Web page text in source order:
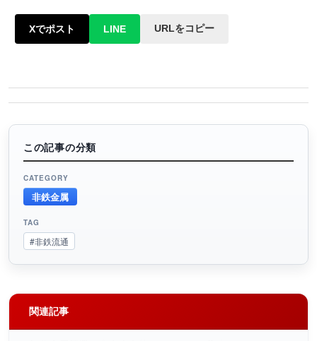
Xでポスト LINE URLをコピー
この記事の分類
CATEGORY
非鉄金属
TAG
#非鉄流通
関連記事